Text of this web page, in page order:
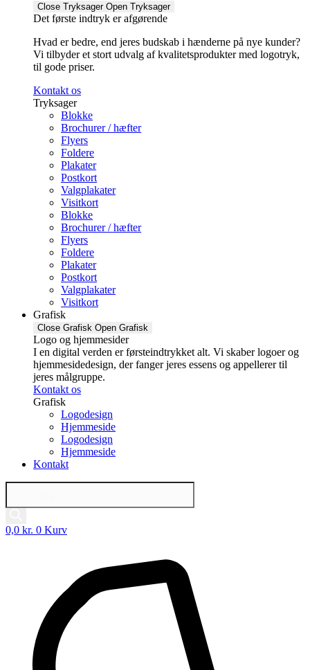
Close Tryksager Open Tryksager
Det første indtryk er afgørende
Hvad er bedre, end jeres budskab i hænderne på nye kunder?
Vi tilbyder et stort udvalg af kvalitetsprodukter med logotryk,
til gode priser.
Kontakt os
Tryksager
Blokke
Brochurer / hæfter
Flyers
Foldere
Plakater
Postkort
Valgplakater
Visitkort
Blokke
Brochurer / hæfter
Flyers
Foldere
Plakater
Postkort
Valgplakater
Visitkort
Grafisk
Close Grafisk Open Grafisk
Logo og hjemmesider
I en digital verden er førsteindtrykket alt. Vi skaber logoer og
hjemmesidedesign, der fanger jeres essens og appellerer til
jeres målgruppe.
Kontakt os
Grafisk
Logodesign
Hjemmeside
Logodesign
Hjemmeside
Kontakt
Products
0,0 kr. 0 Kurv